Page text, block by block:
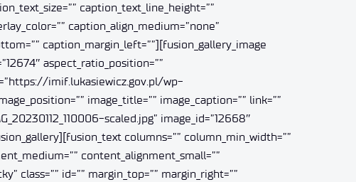
caption_text_line_height=””
caption_align_medium=”none”
caption_margin_left=””][fusion_gallery_image
aspect_ratio_position=””
imif.lukasiewicz.gov.pl/wp-
image_title=”” image_caption=”” link=””
scaled.jpg” image_id=”12668″
columns=”” column_min_width=””
content_alignment_small=””
id=”” margin_top=”” margin_right=””